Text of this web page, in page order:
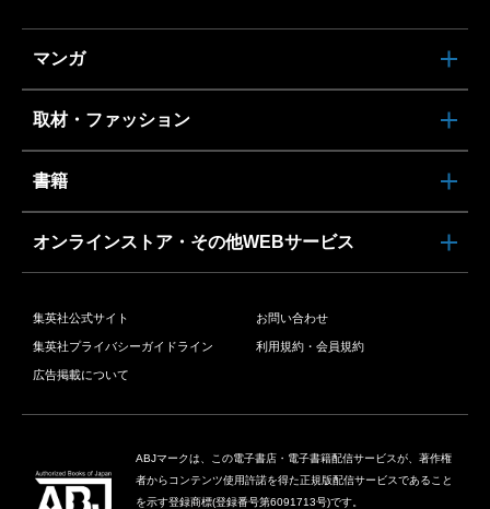
マンガ
取材・ファッション
書籍
オンラインストア・その他WEBサービス
集英社公式サイト お問い合わせ
集英社プライバシーガイドライン 利用規約・会員規約
広告掲載について
ABJマークは、この電子書店・電子書籍配信サービスが、著作権
者からコンテンツ使用許諾を得た正規版配信サービスであること
を示す登録商標(登録番号第6091713号)です。